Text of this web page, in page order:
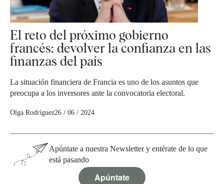
El reto del próximo gobierno
francés: devolver la confianza en las
finanzas del país
La situación financiera de Francia es uno de los asuntos que
preocupa a los inversores ante la convocatoria electoral.
Olga Rodríguez26 / 06 / 2024
Apúntate a nuestra Newsletter y entérate de lo que
está pasando
Apúntate